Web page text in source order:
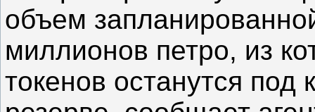
объем
миллионов петро, из
токенов останутся под